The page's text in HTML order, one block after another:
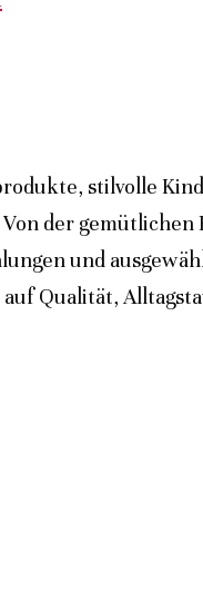
stilvolle
der gemütlichen
und
Qualität,